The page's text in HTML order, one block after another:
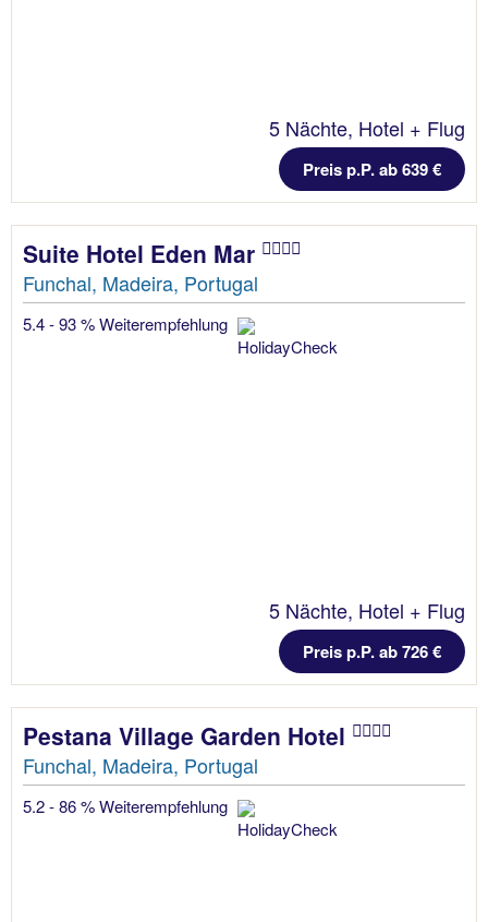
5 Nächte, Hotel + Flug
Preis p.P. ab 639 €
Suite Hotel Eden Mar
Funchal, Madeira, Portugal
5.4 - 93 % Weiterempfehlung
5 Nächte, Hotel + Flug
Preis p.P. ab 726 €
Pestana Village Garden Hotel
Funchal, Madeira, Portugal
5.2 - 86 % Weiterempfehlung